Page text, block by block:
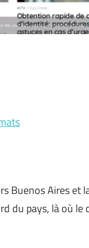
Buenos Aires et
du pays, là où